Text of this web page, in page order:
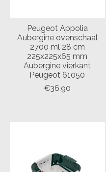
Peugeot Appolia
Aubergine ovenschaal
2700 ml 28 cm
225x225x65 mm
Aubergine vierkant
Peugeot 61050
€36,90